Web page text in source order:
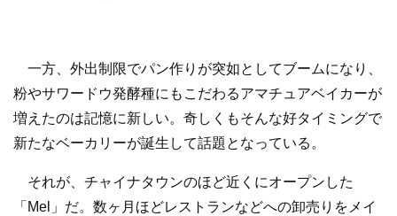
一方、外出制限でパン作りが突如としてブームになり、
粉やサワードウ発酵種にもこだわるアマチュアベイカーが
増えたのは記憶に新しい。奇しくもそんな好タイミングで
新たなベーカリーが誕生して話題となっている。
それが、チャイナタウンのほど近くにオープンした
「Mel」だ。数ヶ月ほどレストランなどへの卸売りをメイ